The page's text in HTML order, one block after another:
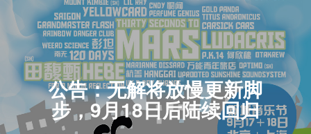
公告：无解将放慢更新脚
步，9月18日后陆续回归